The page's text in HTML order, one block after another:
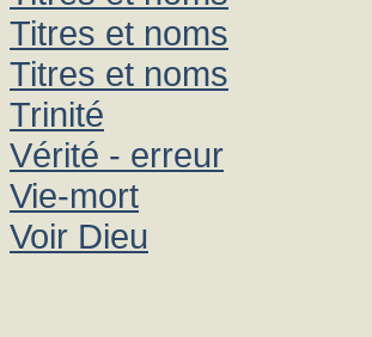
Titres et noms
Titres et noms
Trinité
Vérité - erreur
Vie-mort
Voir Dieu